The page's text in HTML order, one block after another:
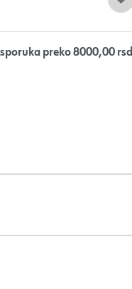
preko 8000,00 rsd